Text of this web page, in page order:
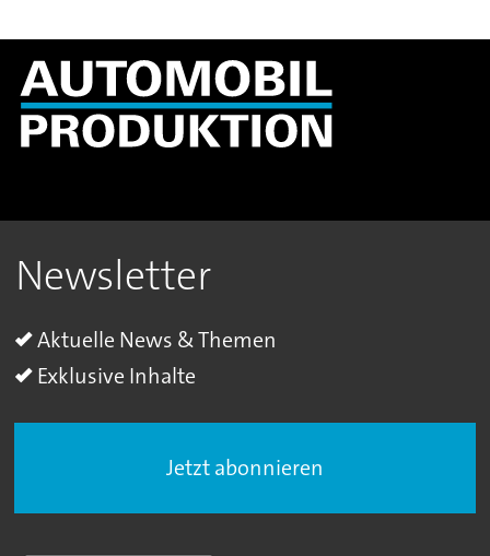
Newsletter
Aktuelle News & Themen
Exklusive Inhalte
Jetzt abonnieren